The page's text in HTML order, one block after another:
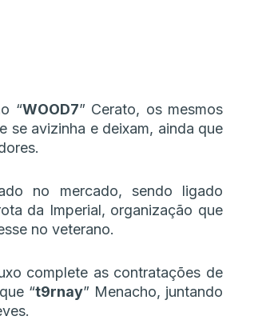
“⁠WOOD7⁠” Cerato, os mesmos
se avizinha e deixam, ainda que
no mercado, sendo ligado
da Imperial, organização que
no veterano.
complete as contratações de
“⁠t9rnay⁠” Menacho, juntando